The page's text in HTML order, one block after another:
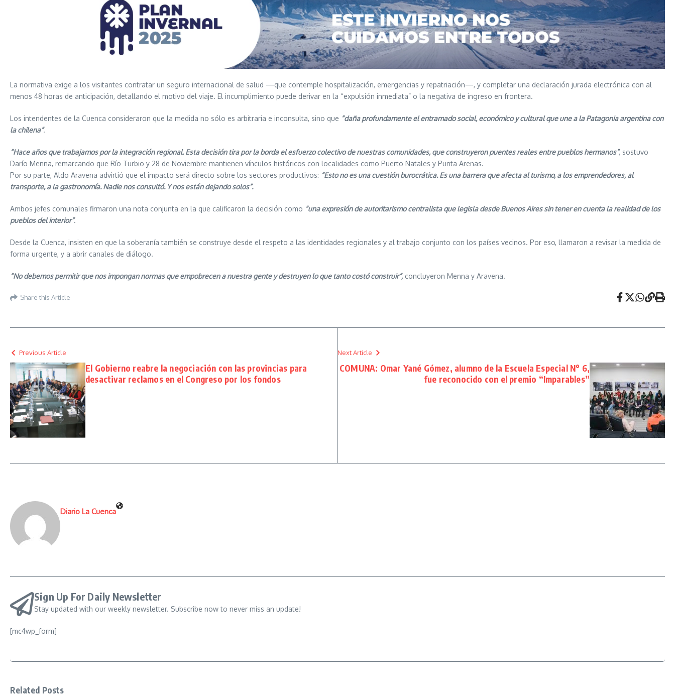
La normativa exige a los visitantes contratar un seguro internacional de salud —que contemple hospitalización, emergencias y repatriación—, y completar una declaración jurada electrónica con al
menos 48 horas de anticipación, detallando el motivo del viaje. El incumplimiento puede derivar en la “expulsión inmediata” o la negativa de ingreso en frontera.
Los intendentes de la Cuenca consideraron que la medida no sólo es arbitraria e inconsulta, sino que “daña profundamente el entramado social, económico y cultural que une a la Patagonia argentina con
la chilena”.
“Hace años que trabajamos por la integración regional. Esta decisión tira por la borda el esfuerzo colectivo de nuestras comunidades, que construyeron puentes reales entre pueblos hermanos”, sostuvo
Darío Menna, remarcando que Río Turbio y 28 de Noviembre mantienen vínculos históricos con localidades como Puerto Natales y Punta Arenas.
Por su parte, Aldo Aravena advirtió que el impacto será directo sobre los sectores productivos: “Esto no es una cuestión burocrática. Es una barrera que afecta al turismo, a los emprendedores, al
transporte, a la gastronomía. Nadie nos consultó. Y nos están dejando solos”.
Ambos jefes comunales firmaron una nota conjunta en la que calificaron la decisión como “una expresión de autoritarismo centralista que legisla desde Buenos Aires sin tener en cuenta la realidad de los
pueblos del interior”.
Desde la Cuenca, insisten en que la soberanía también se construye desde el respeto a las identidades regionales y al trabajo conjunto con los países vecinos. Por eso, llamaron a revisar la medida de
forma urgente, y a abrir canales de diálogo.
“No debemos permitir que nos impongan normas que empobrecen a nuestra gente y destruyen lo que tanto costó construir”,concluyeron Menna y Aravena.
Share this Article
Previous Article
El Gobierno reabre la negociación con las provincias para
desactivar reclamos en el Congreso por los fondos
Next Article
COMUNA: Omar Yané Gómez, alumno de la Escuela Especial N° 6,
fue reconocido con el premio “Imparables”
Diario La Cuenca
Sign Up For Daily Newsletter
Stay updated with our weekly newsletter. Subscribe now to never miss an update!
[mc4wp_form]
Related Posts